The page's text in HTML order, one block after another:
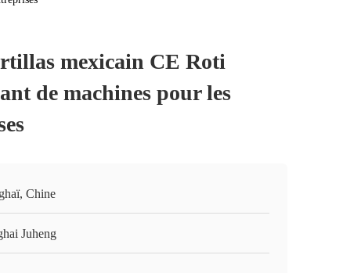
mexicain CE Roti
de machines pour les
Chine
Juheng